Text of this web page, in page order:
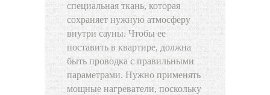
специальная ткань, которая
сохраняет нужную атмосферу
внутри сауны. Чтобы ее
поставить в квартире, должна
быть проводка с правильными
параметрами. Нужно применять
мощные нагреватели, поскольку